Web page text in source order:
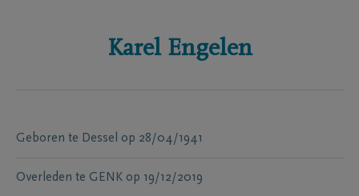
Karel Engelen
Geboren te Dessel op 28/04/1941
Overleden te GENK op 19/12/2019